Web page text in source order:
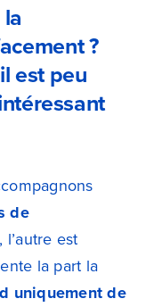
?
est peu
de
l’autre est
la part la
uniquement de